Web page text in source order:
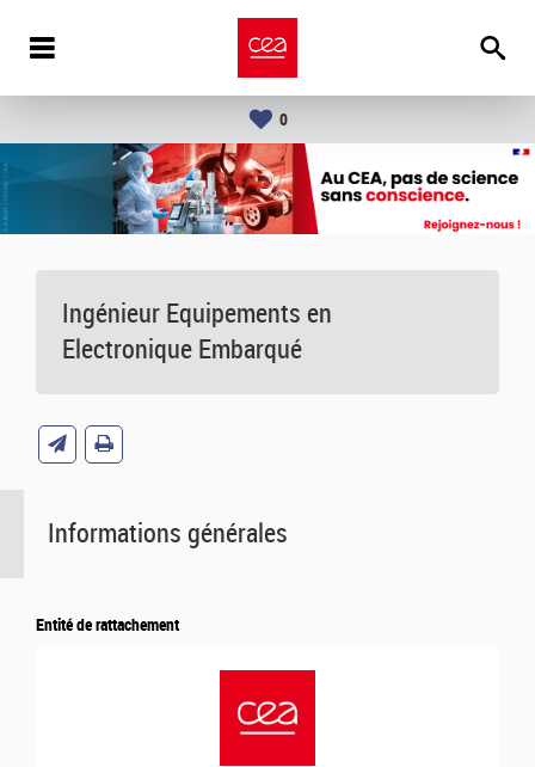
0
Ingénieur Equipements en
Electronique Embarqué
Informations générales
Entité de rattachement